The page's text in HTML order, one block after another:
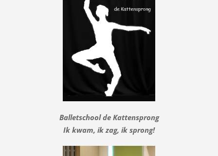
Balletschool de Kattensprong
Ik kwam, ik zag, ik sprong!